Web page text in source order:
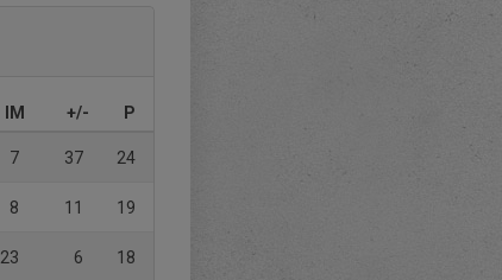
IM +/- P
7 37 24
8 11 19
23 6 18